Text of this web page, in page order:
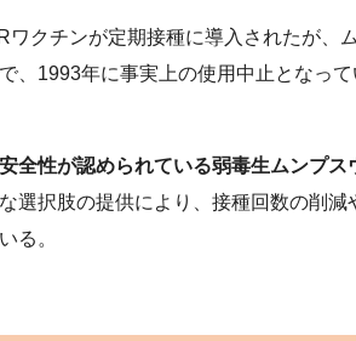
クチンが定期接種に導入されたが、
、1993年に事実上の使用中止となって
全性が認められている弱毒生ムンプス
選択肢の提供により、接種回数の削
る。